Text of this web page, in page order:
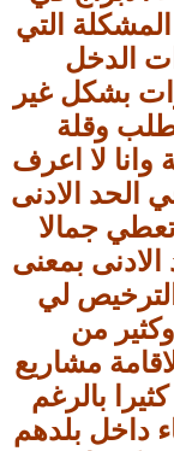
التي
الدخل
بشكل غير
وقلة
وانا لا اعرف
الحد الادنى
جمالا
الادنى بمعنى
ويتم الترخيص لي
من
مشاريع
بالرغم
داخل بلدهم